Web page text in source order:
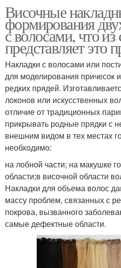
Височные
формирования
с волосами, что из
представляет это
Накладки с волосами или
для моделирования причесок
редких прядей.
локонов или искусственных
отличие от традиционных
прикрывать родные прядки с
внешним видом в тех местах
необходимо:
на лобной части; на макушке
области;в височной области
Накладки для объема волос
массу проблем, связанных с
покрова, вызванного
самые дефектные области.